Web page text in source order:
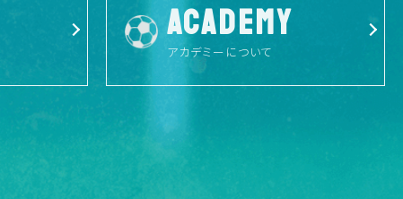
ACADEMY
アカデミーについて